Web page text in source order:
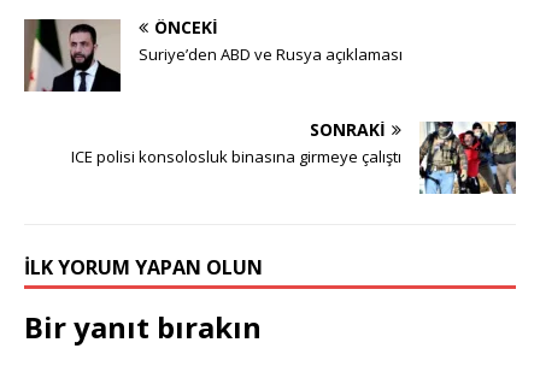
ÖNCEKI
Suriye’den ABD ve Rusya açıklaması
SONRAKI
ICE polisi konsolosluk binasına girmeye çalıştı
İLK YORUM YAPAN OLUN
Bir yanıt bırakın